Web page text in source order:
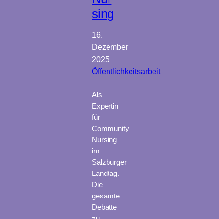
sing
16.
Dezember
2025
Öffentlichkeitsarbeit
Als
Expertin
für
Community
Nursing
im
Salzburger
Landtag.
Die
gesamte
Debatte